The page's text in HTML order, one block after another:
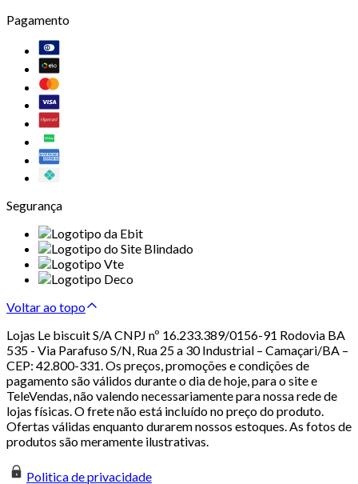
Pagamento
Segurança
Voltar ao topo
Lojas Le biscuit S/A CNPJ nº 16.233.389/0156-91 Rodovia BA
535 - Via Parafuso S/N, Rua 25 a 30 Industrial – Camaçari/BA –
CEP: 42.800-331. Os preços, promoções e condições de
pagamento são válidos durante o dia de hoje, para o site e
TeleVendas, não valendo necessariamente para nossa rede de
lojas físicas. O frete não está incluído no preço do produto.
Ofertas válidas enquanto durarem nossos estoques. As fotos de
produtos são meramente ilustrativas.
Politica de privacidade